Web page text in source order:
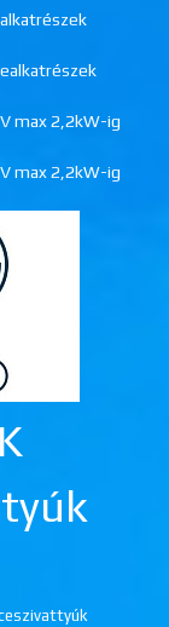
max 2,2kW-ig
max 2,2kW-ig